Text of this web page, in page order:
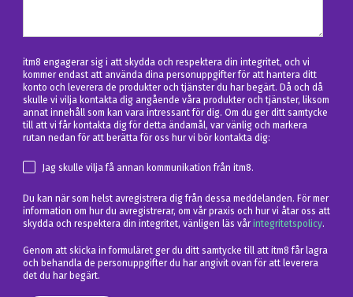
itm8 engagerar sig i att skydda och respektera din integritet, och vi
kommer endast att använda dina personuppgifter för att hantera ditt
konto och leverera de produkter och tjänster du har begärt. Då och då
skulle vi vilja kontakta dig angående våra produkter och tjänster, liksom
annat innehåll som kan vara intressant för dig. Om du ger ditt samtycke
till att vi får kontakta dig för detta ändamål, var vänlig och markera
rutan nedan för att berätta för oss hur vi bör kontakta dig:
Jag skulle vilja få annan kommunikation från itm8.
Du kan när som helst avregistrera dig från dessa meddelanden. För mer
information om hur du avregistrerar, om vår praxis och hur vi åtar oss att
skydda och respektera din integritet, vänligen läs vårintegritetspolicy.
Genom att skicka in formuläret ger du ditt samtycke till att itm8 får lagra
och behandla de personuppgifter du har angivit ovan för att leverera
det du har begärt.